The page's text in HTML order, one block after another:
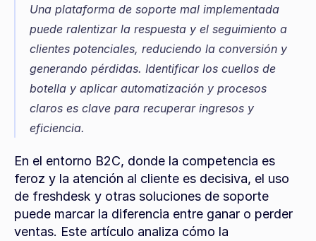
Una plataforma de soporte mal implementada
puede ralentizar la respuesta y el seguimiento a
clientes potenciales, reduciendo la conversión y
generando pérdidas. Identificar los cuellos de
botella y aplicar automatización y procesos
claros es clave para recuperar ingresos y
eficiencia.
En el entorno B2C, donde la competencia es
feroz y la atención al cliente es decisiva, el uso
de freshdesk y otras soluciones de soporte
puede marcar la diferencia entre ganar o perder
ventas. Este artículo analiza cómo la